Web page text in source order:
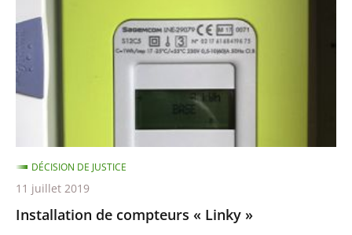
«
Linky
»
Installation de compteurs « Linky »
DÉCISION DE JUSTICE
11 juillet 2019